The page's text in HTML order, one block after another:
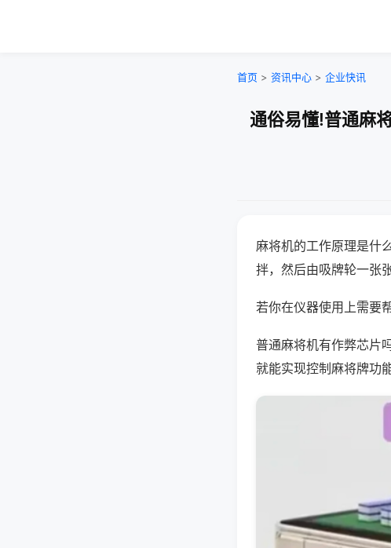
首页 > 资讯中心 > 企业快讯
通俗易懂!普通麻
麻将机的工作原理是什
拌，然后由吸牌轮一张
若你在仪器使用上需要
普通麻将机有作弊芯片
就能实现控制麻将牌功